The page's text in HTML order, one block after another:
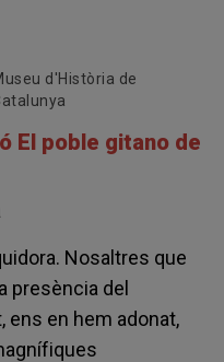
d'Història de
El poble gitano de
Nosaltres que
presència del
ens en hem adonat,